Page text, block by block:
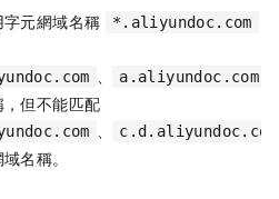
元網域名稱
*.aliyundoc.com
、 a.aliyundoc.com
但不能匹配
、 c.d.aliyundoc.com
名稱。